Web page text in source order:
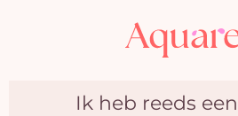
Ik heb reeds